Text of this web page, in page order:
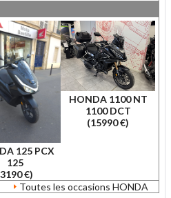
125 PCX
125
€)
HONDA 1100 NT
1100 DCT
(15990 €)
Toutes les occasions HONDA